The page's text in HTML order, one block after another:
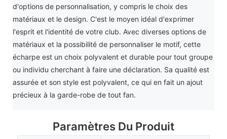
d'options de personnalisation, y compris le choix des
matériaux et le design. C'est le moyen idéal d'exprimer
l'esprit et l'identité de votre club. Avec diverses options de
matériaux et la possibilité de personnaliser le motif, cette
écharpe est un choix polyvalent et durable pour tout groupe
ou individu cherchant à faire une déclaration. Sa qualité est
assurée et son style est polyvalent, ce qui en fait un ajout
précieux à la garde-robe de tout fan.
Paramètres Du Produit